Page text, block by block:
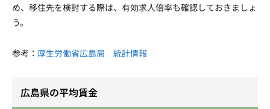
め、移住先を検討する際は、有効求人倍率も確認しておきましょ
う。
参考： 厚生労働省広島局 統計情報
広島県の平均賃金